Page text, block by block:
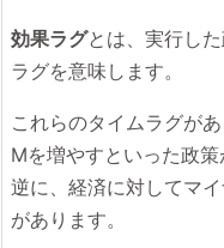
効果ラグとは、実行し
ラグを意味します。
これらのタイムラグが
Mを増やすといった政策
逆に、経済に対してマ
があります。